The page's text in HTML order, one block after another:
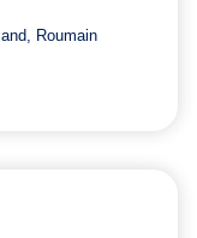
Roumain